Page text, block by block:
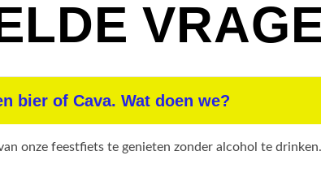
bier of Cava. Wat doen we?
onze feestfiets te genieten zonder alcohol te